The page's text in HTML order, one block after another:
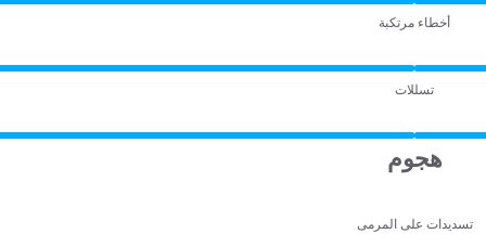
أخطاء مرتكبة
تسللات
هجوم
تسديدات على المرمى